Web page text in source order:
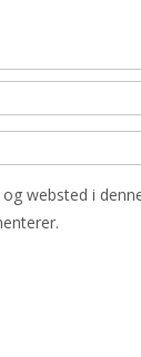
websted i